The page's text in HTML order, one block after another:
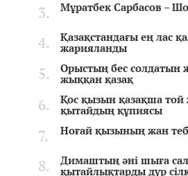
Мұратбек Сарбасов –
Қазақстандағы ең лас
жарияланды
Орыстың бес солдатын
жыққан қазақ
Қос қызын қазақша той
қытайдың құпиясы
Ноғай қызының жан
Димаштың әні шыға
қытайлықтарды дүр